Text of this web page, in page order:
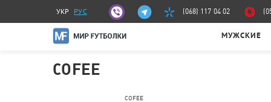
УКР РУС (068) 117 04 02
МУЖСКИЕ
COFEE
COFEE